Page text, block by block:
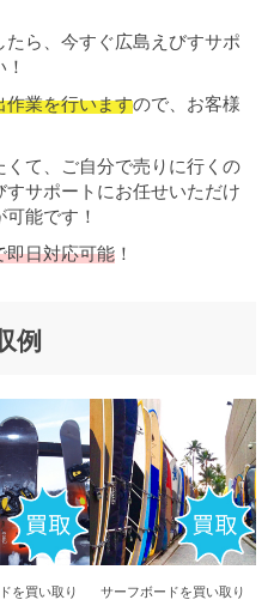
ら、今すぐ広島えびすサポ
作業を行いますので、お客様
て、ご自分で売りに行くの
サポートにお任せいただけ
能です！
即日対応可能 ！
例
を買い取り サーフボードを買い取り